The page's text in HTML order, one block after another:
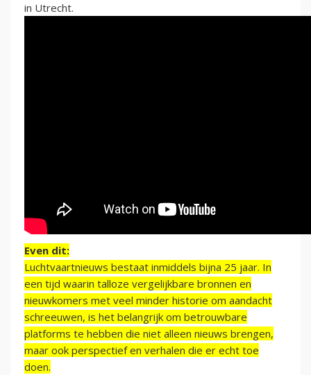
in Utrecht.
Even dit:
Luchtvaartnieuws bestaat inmiddels bijna 25 jaar. In
een tijd waarin talloze vergelijkbare bronnen en
nieuwkomers met veel minder historie om aandacht
schreeuwen, is het belangrijk om betrouwbare
platforms te hebben die niet alleen nieuws brengen,
maar ook perspectief en verhalen die er echt toe
doen.